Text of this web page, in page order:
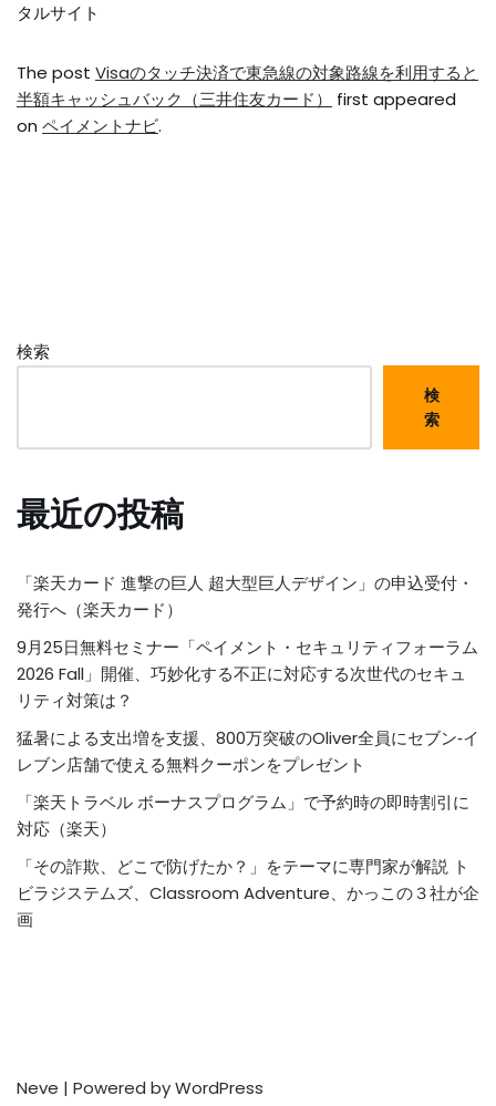
タルサイト
The post Visaのタッチ決済で東急線の対象路線を利用すると
半額キャッシュバック（三井住友カード）
first appeared
on ペイメントナビ.
検索
検
索
最近の投稿
「楽天カード 進撃の巨人 超大型巨人デザイン」の申込受付・
発行へ（楽天カード）
9月25日無料セミナー「ペイメント・セキュリティフォーラム
2026 Fall」開催、巧妙化する不正に対応する次世代のセキュ
リティ対策は？
猛暑による支出増を支援、800万突破のOliver全員にセブン‐イ
レブン店舗で使える無料クーポンをプレゼント
「楽天トラベル ボーナスプログラム」で予約時の即時割引に
対応（楽天）
「その詐欺、どこで防げたか？」をテーマに専門家が解説 ト
ビラジステムズ、Classroom Adventure、かっこの３社が企
画
Neve | Powered byWordPress